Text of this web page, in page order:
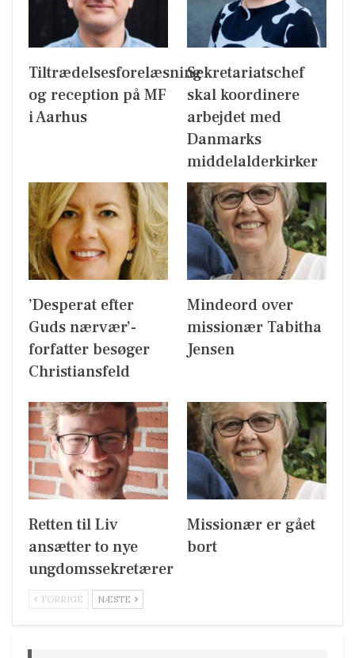
Tiltrædelsesforelæsning
og reception på MF
i Aarhus
Sekretariatschef
skal koordinere
arbejdet med
Danmarks
middelalderkirker
’Desperat efter
Guds nærvær’-
forfatter besøger
Christiansfeld
Mindeord over
missionær Tabitha
Jensen
Retten til Liv
ansætter to nye
ungdomssekretærer
Missionær er gået
bort
FORRIGE NÆSTE